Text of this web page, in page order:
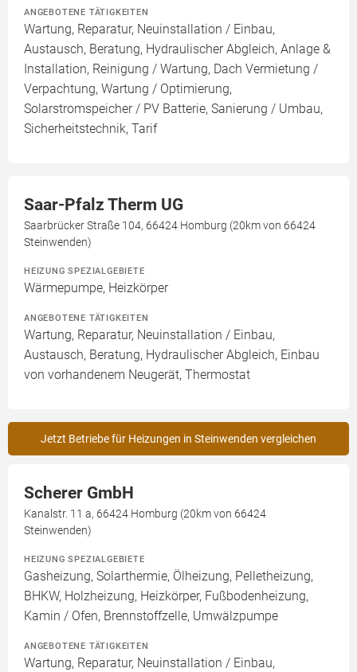
ANGEBOTENE TÄTIGKEITEN
Wartung, Reparatur, Neuinstallation / Einbau,
Austausch, Beratung, Hydraulischer Abgleich, Anlage &
Installation, Reinigung / Wartung, Dach Vermietung /
Verpachtung, Wartung / Optimierung,
Solarstromspeicher / PV Batterie, Sanierung / Umbau,
Sicherheitstechnik, Tarif
Saar-Pfalz Therm UG
Saarbrücker Straße 104, 66424 Homburg (20km von 66424
Steinwenden)
HEIZUNG SPEZIALGEBIETE
Wärmepumpe, Heizkörper
ANGEBOTENE TÄTIGKEITEN
Wartung, Reparatur, Neuinstallation / Einbau,
Austausch, Beratung, Hydraulischer Abgleich, Einbau
von vorhandenem Neugerät, Thermostat
Jetzt Betriebe für Heizungen in Steinwenden vergleichen
Scherer GmbH
Kanalstr. 11 a, 66424 Homburg (20km von 66424
Steinwenden)
HEIZUNG SPEZIALGEBIETE
Gasheizung, Solarthermie, Ölheizung, Pelletheizung,
BHKW, Holzheizung, Heizkörper, Fußbodenheizung,
Kamin / Ofen, Brennstoffzelle, Umwälzpumpe
ANGEBOTENE TÄTIGKEITEN
Wartung, Reparatur, Neuinstallation / Einbau,